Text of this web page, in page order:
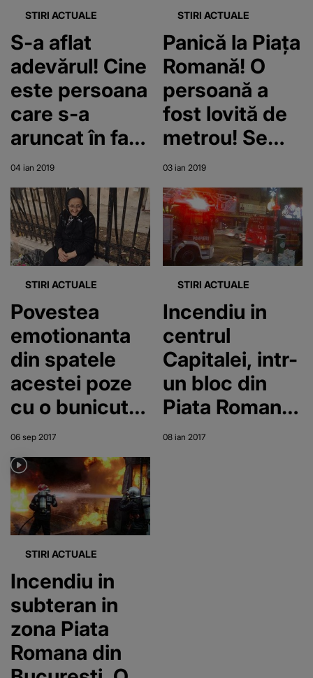
STIRI ACTUALE
S-a aflat
adevărul! Cine
este persoana
care s-a
aruncat în fața
metroului în
Stația Piața
Romană
04 ian 2019
STIRI ACTUALE
Panică la Piața
Romană! O
persoană a
fost lovită de
metrou! Se
intervine de
urgență
03 ian 2019
STIRI ACTUALE
Povestea
emotionanta
din spatele
acestei poze
cu o bunicuta
garbovita! Ea
este tanti
Manda si e
zilnic in rondul
de la Piata
Romana!
06 sep 2017
STIRI ACTUALE
Incendiu in
centrul
Capitalei, intr-
un bloc din
Piata Romana.
O persoana a
08 ian 2017
STIRI ACTUALE
Incendiu in
subteran in
zona Piata
Romana din